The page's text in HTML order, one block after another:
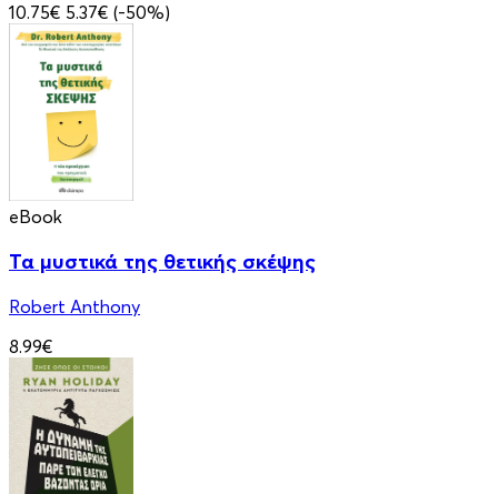
10.75€ 5.37€ (-50%)
eBook
Τα μυστικά της θετικής σκέψης
Robert Anthony
8.99€